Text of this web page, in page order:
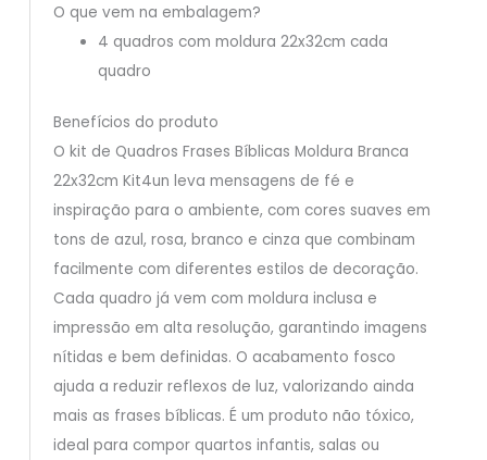
O que vem na embalagem?
4 quadros com moldura 22x32cm cada
quadro
Benefícios do produto
O kit de Quadros Frases Bíblicas Moldura Branca
22x32cm Kit4un leva mensagens de fé e
inspiração para o ambiente, com cores suaves em
tons de azul, rosa, branco e cinza que combinam
facilmente com diferentes estilos de decoração.
Cada quadro já vem com moldura inclusa e
impressão em alta resolução, garantindo imagens
nítidas e bem definidas. O acabamento fosco
ajuda a reduzir reflexos de luz, valorizando ainda
mais as frases bíblicas. É um produto não tóxico,
ideal para compor quartos infantis, salas ou